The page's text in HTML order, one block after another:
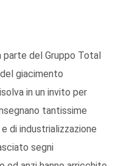
parte del Gruppo Total
giacimento
in un invito per
tantissime
di industrializzazione
segni